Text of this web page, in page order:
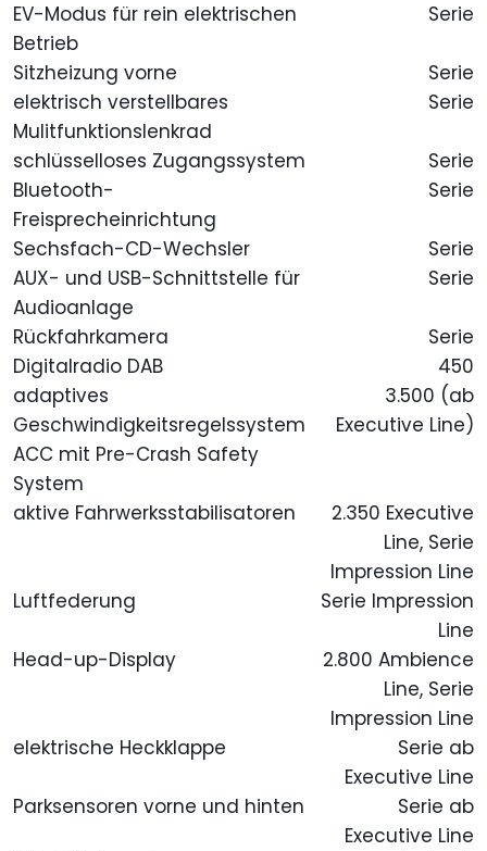
EV-Modus für rein elektrischen
Betrieb
Serie
Sitzheizung vorne
Serie
elektrisch verstellbares
Mulitfunktionslenkrad
Serie
schlüsselloses Zugangssystem
Serie
Bluetooth-
Freisprecheinrichtung
Serie
Sechsfach-CD-Wechsler
Serie
AUX- und USB-Schnittstelle für
Audioanlage
Serie
Rückfahrkamera
Serie
Digitalradio DAB
450
adaptives
Geschwindigkeitsregelssystem
ACC mit Pre-Crash Safety
System
3.500 (ab
Executive Line)
aktive Fahrwerksstabilisatoren
2.350 Executive
Line, Serie
Impression Line
Luftfederung
Serie Impression
Line
Head-up-Display
2.800 Ambience
Line, Serie
Impression Line
elektrische Heckklappe
Serie ab
Executive Line
Parksensoren vorne und hinten
Serie ab
Executive Line